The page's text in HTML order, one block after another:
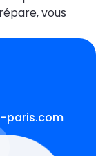
vous
paris.com